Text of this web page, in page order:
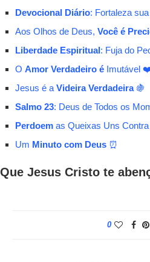
Devocional Diário: Fortaleza
Aos Olhos de Deus, Você é
Liberdade Espiritual: Fuja do
O Amor Verdadeiro é Imutável
Jesus é a Videira Verdadeira🍇
Salmo 23: Deus de Todos os
Perdoem as Queixas Uns
Um Minuto com Deus ⏰
Que Jesus Cristo te
0